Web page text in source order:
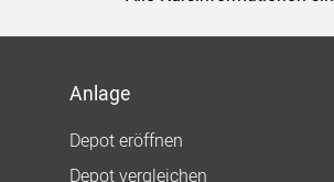
Anlage
Depot eröffnen
Depot vergleichen